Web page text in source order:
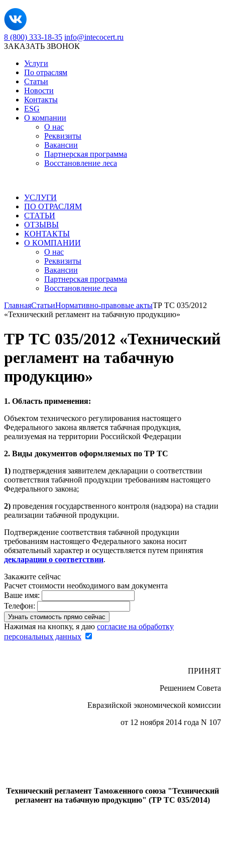
8 (800) 333-18-35 info@intecocert.ru
ЗАКАЗАТЬ ЗВОНОК
Услуги
По отраслям
Статьи
Новости
Контакты
ESG
О компании
О нас
Реквизиты
Вакансии
Партнерская программа
Восстановление леса
УСЛУГИ
ПО ОТРАСЛЯМ
СТАТЬИ
ОТЗЫВЫ
КОНТАКТЫ
О КОМПАНИИ
О нас
Реквизиты
Вакансии
Партнерская программа
Восстановление леса
ГлавнаяСтатьиНормативно-правовые актыТР ТС 035/2012
«Технический регламент на табачную продукцию»
ТР ТС 035/2012 «Технический
регламент на табачную
продукцию»
1. Область применения:
Объектом технического регулирования настоящего
Федерального закона является табачная продукция,
реализуемая на территории Российской Федерации
2. Виды документов оформляемых по ТР ТС
1) подтверждения заявителем декларации о соответствии
соответствия табачной продукции требованиям настоящего
Федерального закона;
2) проведения государственного контроля (надзора) на стадии
реализации табачной продукции.
Подтверждение соответствия табачной продукции
требованиям настоящего Федерального закона носит
обязательный характер и осуществляется путем принятия
декларации о соответствии.
Закажите сейчас
Расчет стоимости необходимого вам документа
Ваше имя:
Телефон:
Нажимая на кнопку, я даю согласие на обработку
персональных данных
ПРИНЯТ
Решением Совета
Евразийской экономической комиссии
от 12 ноября 2014 года N 107
Технический регламент Таможенного союза "Технический
регламент на табачную продукцию" (ТР ТС 035/2014)